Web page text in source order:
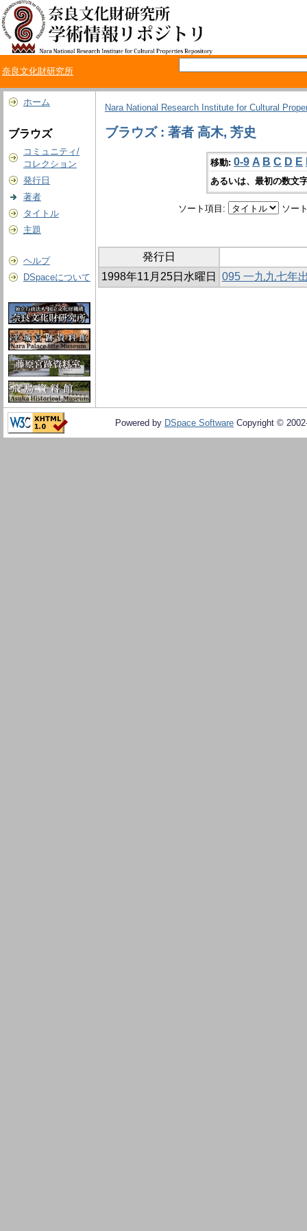
奈良文化財研究所
ホーム
ブラウズ
コミュニティ/
コレクション
発行日
著者
タイトル
主題
ヘルプ
DSpaceについて
Nara National Research Institute for Cultural
ブラウズ : 著者 高木, 芳史
移動: 0-9 A B C D E
あるいは、最初の数文
ソート項目: ソー
発行日
1998年11月25日水曜日
095 一九九七年
Powered by DSpace Software Copyright ©